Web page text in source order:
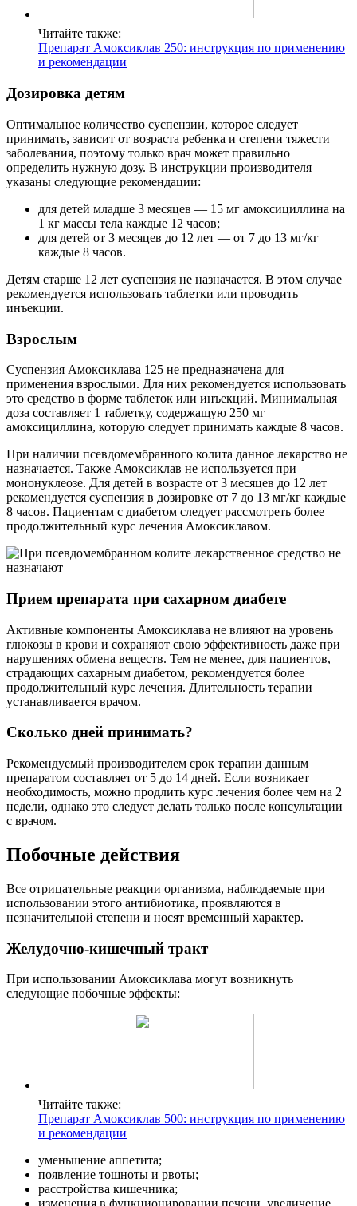
Читайте также:
Препарат Амоксиклав 250: инструкция по применению
и рекомендации
Дозировка детям
Оптимальное количество суспензии, которое следует
принимать, зависит от возраста ребенка и степени тяжести
заболевания, поэтому только врач может правильно
определить нужную дозу. В инструкции производителя
указаны следующие рекомендации:
для детей младше 3 месяцев — 15 мг амоксициллина на
1 кг массы тела каждые 12 часов;
для детей от 3 месяцев до 12 лет — от 7 до 13 мг/кг
каждые 8 часов.
Детям старше 12 лет суспензия не назначается. В этом случае
рекомендуется использовать таблетки или проводить
инъекции.
Взрослым
Суспензия Амоксиклава 125 не предназначена для
применения взрослыми. Для них рекомендуется использовать
это средство в форме таблеток или инъекций. Минимальная
доза составляет 1 таблетку, содержащую 250 мг
амоксициллина, которую следует принимать каждые 8 часов.
При наличии псевдомембранного колита данное лекарство не
назначается. Также Амоксиклав не используется при
мононуклеозе. Для детей в возрасте от 3 месяцев до 12 лет
рекомендуется суспензия в дозировке от 7 до 13 мг/кг каждые
8 часов. Пациентам с диабетом следует рассмотреть более
продолжительный курс лечения Амоксиклавом.
Прием препарата при сахарном диабете
Активные компоненты Амоксиклава не влияют на уровень
глюкозы в крови и сохраняют свою эффективность даже при
нарушениях обмена веществ. Тем не менее, для пациентов,
страдающих сахарным диабетом, рекомендуется более
продолжительный курс лечения. Длительность терапии
устанавливается врачом.
Сколько дней принимать?
Рекомендуемый производителем срок терапии данным
препаратом составляет от 5 до 14 дней. Если возникает
необходимость, можно продлить курс лечения более чем на 2
недели, однако это следует делать только после консультации
с врачом.
Побочные действия
Все отрицательные реакции организма, наблюдаемые при
использовании этого антибиотика, проявляются в
незначительной степени и носят временный характер.
Желудочно-кишечный тракт
При использовании Амоксиклава могут возникнуть
следующие побочные эффекты:
Читайте также:
Препарат Амоксиклав 500: инструкция по применению
и рекомендации
уменьшение аппетита;
появление тошноты и рвоты;
расстройства кишечника;